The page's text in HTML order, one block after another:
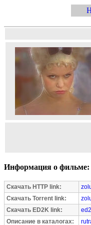
Информация о фильме:
Скачать HTTP link:
Скачать Torrent link:
Скачать ED2K link:
Описание в каталогах: